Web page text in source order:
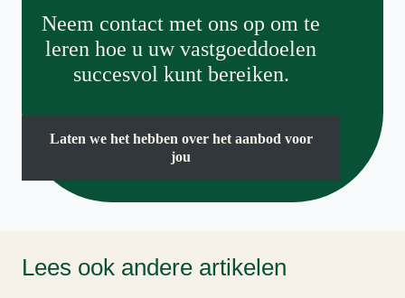
Neem contact met ons op om te
leren hoe u uw vastgoeddoelen
succesvol kunt bereiken.
Laten we het hebben over het aanbod voor
jou
Lees ook andere artikelen